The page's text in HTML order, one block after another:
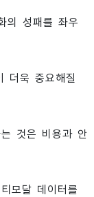
의 성패를 좌우
더욱 중요해질
것은 비용과 안
모달 데이터를